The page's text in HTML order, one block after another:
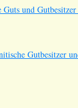
und
Gutbesitzer